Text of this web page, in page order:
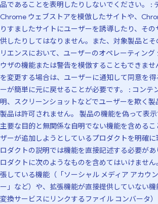
品であることを表明したりしないでください。 :
Chrome ウェブストアを模倣したサイトや、
りすましたサイトにユーザーを誘導したり、そ
供したりしてはなりません。また、対象製品とそ
リエンスにおいて、ユーザーのオペレーティング
ウザの機能または警告を模倣することもできま
を変更する場合は、ユーザーに通知して同意を
ーが簡単に元に戻せることが必要です。 : コンテ
明、スクリーンショットなどでユーザーを欺く
製品は許可されません。 製品の機能を偽って表
主要な目的と無関係な自明でない機能を含める
ザーが追加しようとしているプロダクトを明確
ロダクトの説明では機能を直接記述する必要が
ロダクトに次のようなものを含めてはいけませ
張している機能（「ソーシャル メディア アカウ
ー」など）や、拡張機能が直接提供していない
変換サービスにリンクするファイル コンバータ